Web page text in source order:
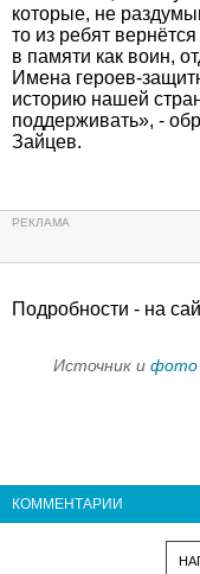
которые, не
то из ребят
в памяти как воин,
Имена героев-
историю нашей
поддерживать», -
Зайцев.
Подробности - на
Источник и фото
КОММЕНТАРИИ